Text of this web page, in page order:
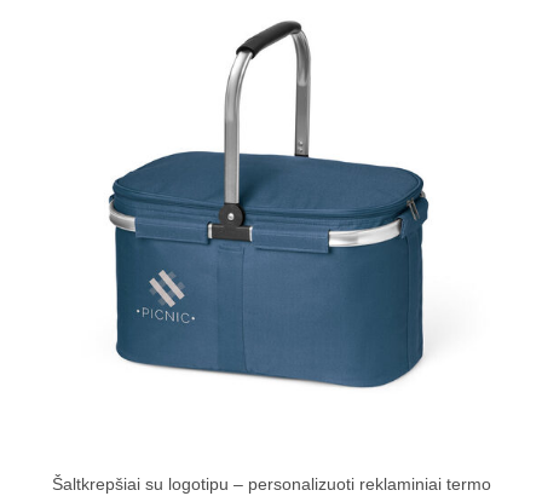
Šaltkrepšiai su logotipu – personalizuoti reklaminiai termo